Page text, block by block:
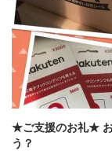
★ご支援のお礼★ お
う？